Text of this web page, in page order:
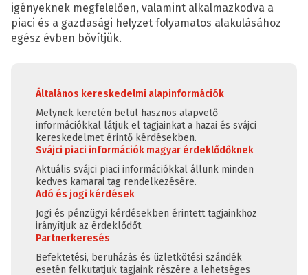
igényeknek megfelelően, valamint alkalmazkodva a
piaci és a gazdasági helyzet folyamatos alakulásához
egész évben bővítjük.
Általános kereskedelmi alapinformációk
Melynek keretén belül hasznos alapvető
információkkal látjuk el tagjainkat a hazai és svájci
kereskedelmet érintő kérdésekben.
Svájci piaci információk magyar érdeklődőknek
Aktuális svájci piaci információkkal állunk minden
kedves kamarai tag rendelkezésére.
Adó és jogi kérdések
Jogi és pénzügyi kérdésekben érintett tagjainkhoz
irányítjuk az érdeklődőt.
Partnerkeresés
Befektetési, beruházás és üzletkötési szándék
esetén felkutatjuk tagjaink részére a lehetséges